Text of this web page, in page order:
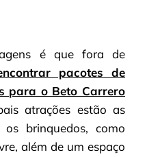
é que fora de
pacotes de
para o Beto Carrero
atrações estão as
os brinquedos, como
além de um espaço